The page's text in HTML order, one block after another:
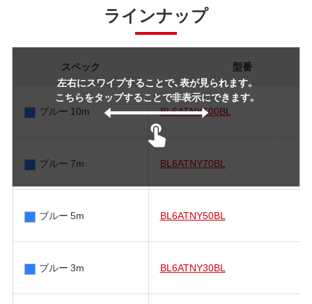
ラインナップ
左右にスワイプすることで、表が見られます。
こちらをタップすることで非表示にできます。
スペック 型番
ブルー 10m BL6ATNY100BL
ブルー 7m BL6ATNY70BL
ブルー 5m BL6ATNY50BL
ブルー 3m BL6ATNY30BL